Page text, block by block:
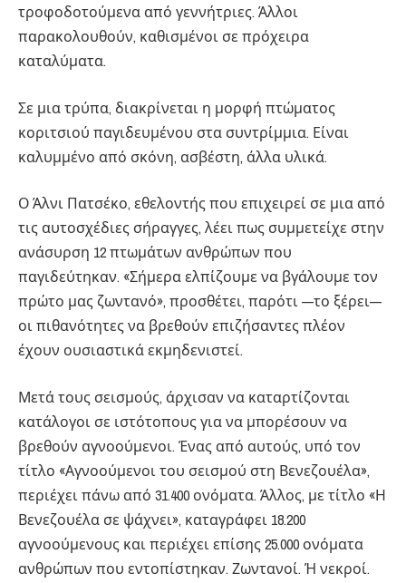
τροφοδοτούμενα από γεννήτριες. Άλλοι
παρακολουθούν, καθισμένοι σε πρόχειρα
καταλύματα.
Σε μια τρύπα, διακρίνεται η μορφή πτώματος
κοριτσιού παγιδευμένου στα συντρίμμια. Είναι
καλυμμένο από σκόνη, ασβέστη, άλλα υλικά.
Ο Άλνι Πατσέκο, εθελοντής που επιχειρεί σε μια από
τις αυτοσχέδιες σήραγγες, λέει πως συμμετείχε στην
ανάσυρση 12 πτωμάτων ανθρώπων που
παγιδεύτηκαν. «Σήμερα ελπίζουμε να βγάλουμε τον
πρώτο μας ζωντανό», προσθέτει, παρότι —το ξέρει—
οι πιθανότητες να βρεθούν επιζήσαντες πλέον
έχουν ουσιαστικά εκμηδενιστεί.
Μετά τους σεισμούς, άρχισαν να καταρτίζονται
κατάλογοι σε ιστότοπους για να μπορέσουν να
βρεθούν αγνοούμενοι. Ένας από αυτούς, υπό τον
τίτλο «Αγνοούμενοι του σεισμού στη Βενεζουέλα»,
περιέχει πάνω από 31.400 ονόματα. Άλλος, με τίτλο «Η
Βενεζουέλα σε ψάχνει», καταγράφει 18.200
αγνοούμενους και περιέχει επίσης 25.000 ονόματα
ανθρώπων που εντοπίστηκαν. Ζωντανοί. Ή νεκροί.